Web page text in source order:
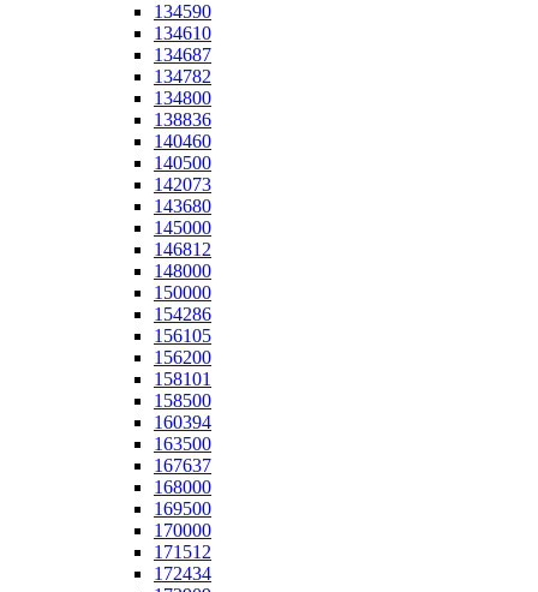
134590
134610
134687
134782
134800
138836
140460
140500
142073
143680
145000
146812
148000
150000
154286
156105
156200
158101
158500
160394
163500
167637
168000
169500
170000
171512
172434